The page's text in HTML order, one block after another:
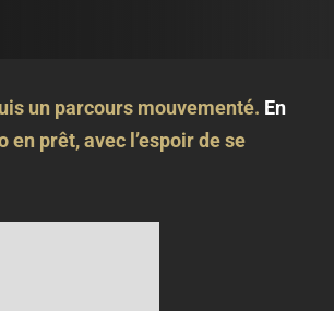
un parcours mouvementé. En
en prêt, avec l’espoir de se